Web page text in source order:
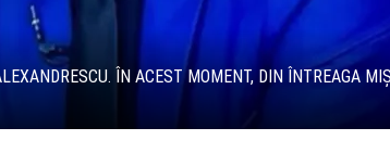
ÎN ACEST MOMENT, DIN ÎNTREAGA